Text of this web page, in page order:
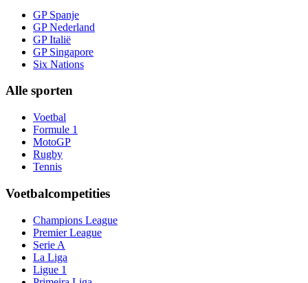
GP Spanje
GP Nederland
GP Italië
GP Singapore
Six Nations
Alle sporten
Voetbal
Formule 1
MotoGP
Rugby
Tennis
Voetbalcompetities
Champions League
Premier League
Serie A
La Liga
Ligue 1